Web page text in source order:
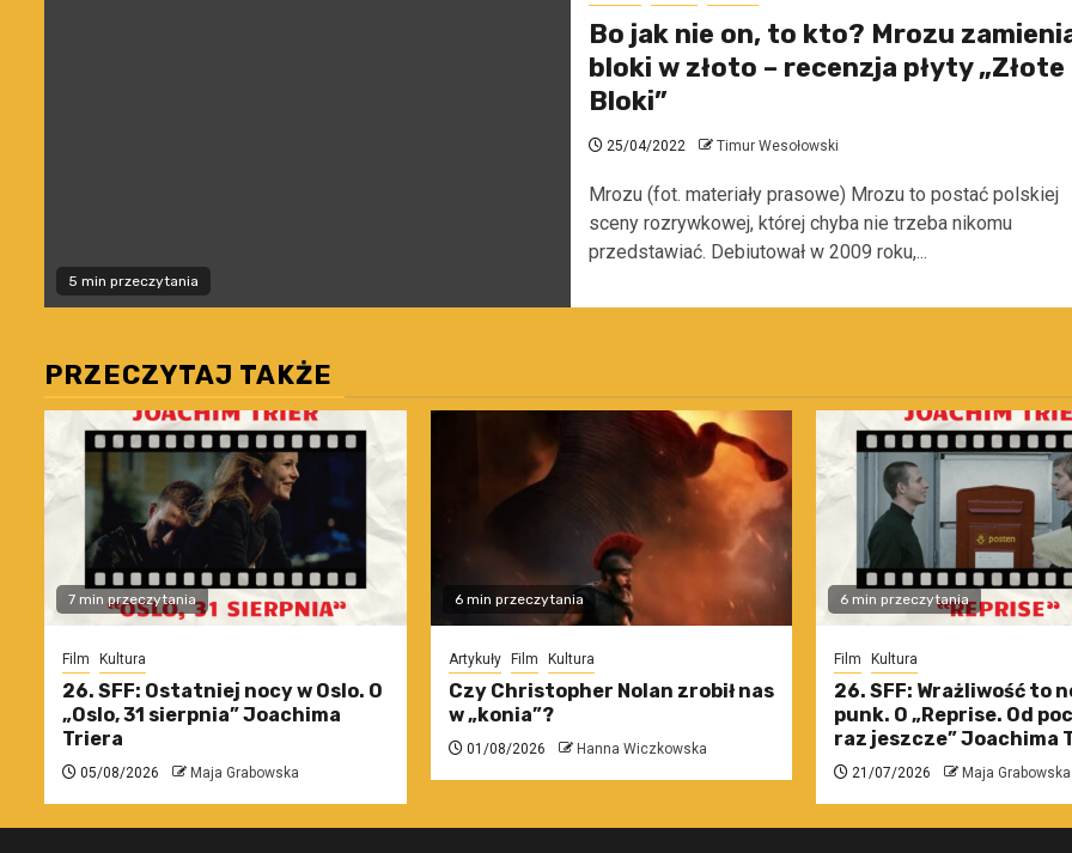
5 min przeczytania
Bo jak nie on, to kto? Mrozu
bloki w złoto – recenzja płyty „Złote
Bloki”
25/04/2022 Timur Wesołowski
Mrozu (fot. materiały prasowe) Mrozu to postać polskiej
sceny rozrywkowej, której chyba nie trzeba nikomu
przedstawiać. Debiutował w 2009 roku,...
PRZECZYTAJ TAKŻE
7 min przeczytania
Film Kultura
26. SFF: Ostatniej nocy w Oslo. O
„Oslo, 31 sierpnia” Joachima
Triera
05/08/2026 Maja Grabowska
6 min przeczytania
Artykuły Film Kultura
Czy Christopher Nolan zrobił nas
w „konia”?
01/08/2026 Hanna Wiczkowska
6 min przeczytania
Film Kultura
26. SFF: Wrażliwość to
punk. O „Reprise. Od
raz jeszcze” Joachima
21/07/2026 Maja Grabowska